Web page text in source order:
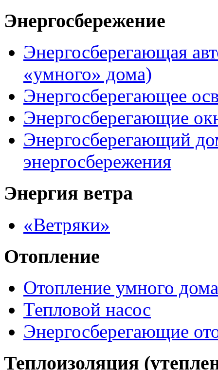
Энергосбережение
Энергосберегающая
«умного» дома)
Энергосберегающее
Энергосберегающие
Энергосберегающий
энергосбережения
Энергия ветра
«Ветряки»
Отопление
Отопление умного дома
Тепловой насос
Энергосберегающие
Теплоизоляция